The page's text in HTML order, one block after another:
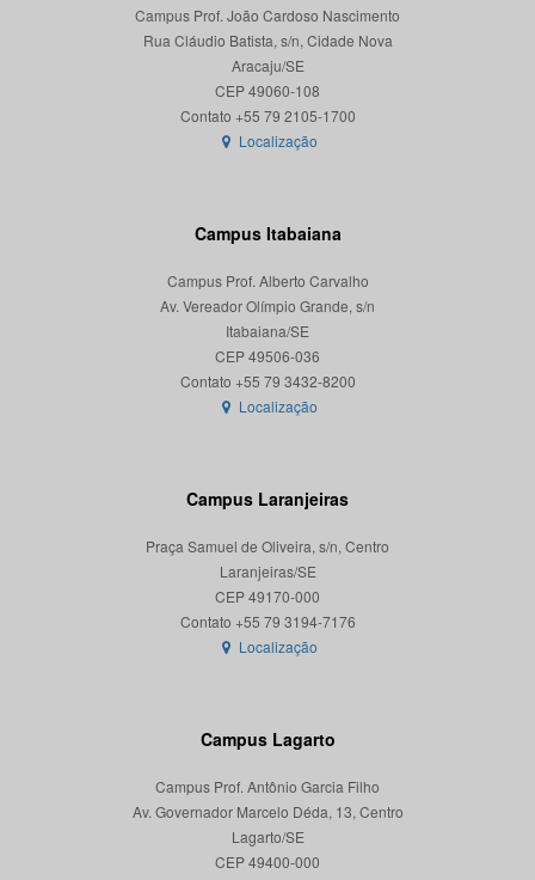
Campus Prof. João Cardoso Nascimento
Rua Cláudio Batista, s/n, Cidade Nova
Aracaju/SE
CEP 49060-108
Localização
Campus Itabaiana
Campus Prof. Alberto Carvalho
Av. Vereador Olímpio Grande, s/n
Itabaiana/SE
CEP 49506-036
Localização
Campus Laranjeiras
Praça Samuel de Oliveira, s/n, Centro
Laranjeiras/SE
CEP 49170-000
Localização
Campus Lagarto
Campus Prof. Antônio Garcia Filho
Av. Governador Marcelo Déda, 13, Centro
Lagarto/SE
CEP 49400-000